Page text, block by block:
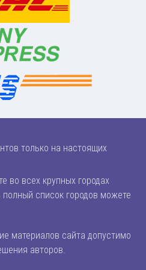
только на настоящих
во всех крупных городах
список городов можете
материалов сайта допустимо
авторов.